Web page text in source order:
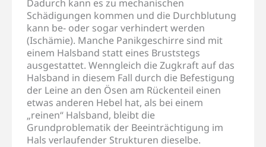
Dadurch kann es zu mechanischen
Schädigungen kommen und die Durchblutung
kann be- oder sogar verhindert werden
(Ischämie). Manche Panikgeschirre sind mit
einem Halsband statt eines Bruststegs
ausgestattet. Wenngleich die Zugkraft auf das
Halsband in diesem Fall durch die Befestigung
der Leine an den Ösen am Rückenteil einen
etwas anderen Hebel hat, als bei einem
„reinen“ Halsband, bleibt die
Grundproblematik der Beeinträchtigung im
Hals verlaufender Strukturen dieselbe.